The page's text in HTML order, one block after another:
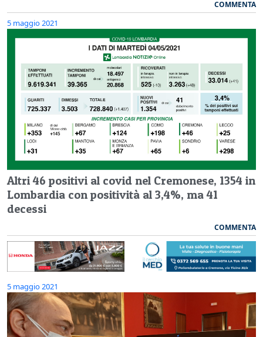
COMMENTA
5 maggio 2021
Altri 46 positivi al covid nel Cremonese, 1354 in
Lombardia con positività al 3,4%, ma 41
decessi
COMMENTA
5 maggio 2021